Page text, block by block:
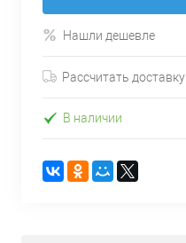
Нашли дешевле
Рассчитать доставку
В наличии